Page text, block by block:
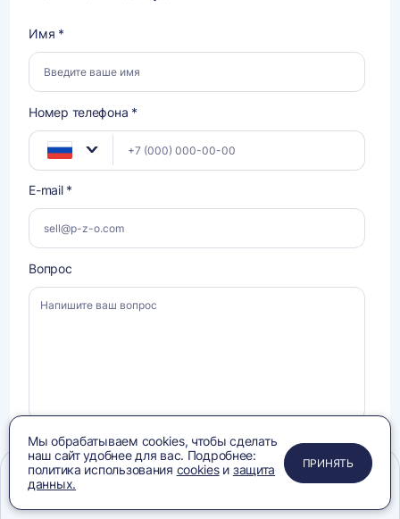
Имя *
Номер телефона *
E-mail *
Вопрос
Даю
согласие
на
своих
Даю согласие на обработку своих персональных данных, ознакомлен и
согласен с условиямиПолитики конфиденциальности
, ознакомлен с
Политикой в отношении
обработки персональных данных
ПРИМЕНИТЬ
ЗАКРЫТЬ
ЗАКРЫТЬ
ЗАКРЫТЬ
Мы обрабатываем cookies, чтобы сделать
наш сайт удобнее для вас. Подробнее:
политика использования cookiesи защита
данных.
ПРИНЯТЬ